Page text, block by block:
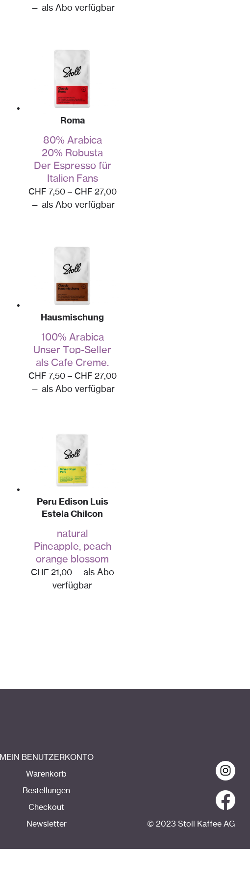
— als Abo verfügbar
Roma
80% Arabica
20% Robusta
Der Espresso für
Italien Fans
CHF 7,50– CHF 27,00
— als Abo verfügbar
Hausmischung
100% Arabica
Unser Top-Seller
als Cafe Creme.
CHF 7,50– CHF 27,00
— als Abo verfügbar
Peru Edison Luis
Estela Chilcon
natural
Pineapple, peach
orange blossom
CHF 21,00— als Abo
verfügbar
MEIN BENUTZERKONTO
Warenkorb
Bestellungen
Checkout
Newsletter © 2023 Stoll Kaffee AG